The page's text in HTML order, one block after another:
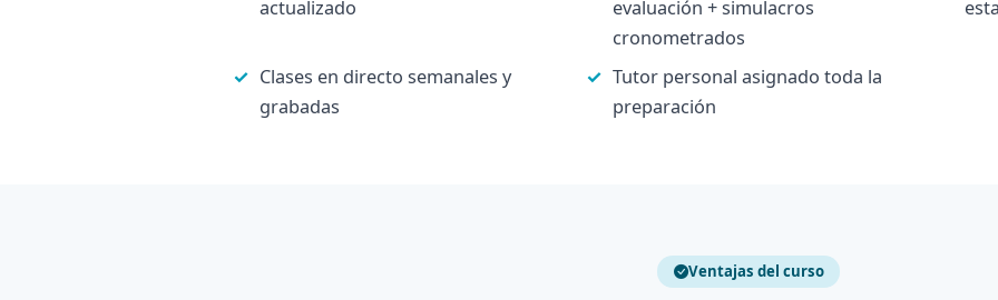
actualizado
evaluación + simulacros
cronometrados
Clases en directo semanales y
grabadas
Tutor personal asignado toda la
preparación
Ventajas del curso